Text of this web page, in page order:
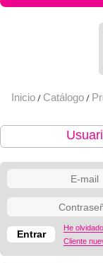
Inicio / Catálogo /
He
Cliente